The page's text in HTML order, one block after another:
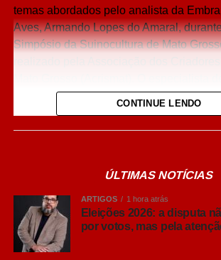
temas abordados pelo analista da
Aves, Armando Lopes do Amaral,
Simpósio da Suinocultura de Mato
organização da granja é um dos pilares
elevados padrões de sanidade e garantir
índices produtivos.
fortalecer a biosseguridade, conjunto de
voltadas para impedir a entrada de
reduzir a circulação de doenças dentro
“A instalação é a base de um bom
CONTINUE LENDO
ÚLTIMAS NOTÍCIAS
ARTIGOS 1 hora atrás
Eleições 2026: a disputa
por votos, mas pela